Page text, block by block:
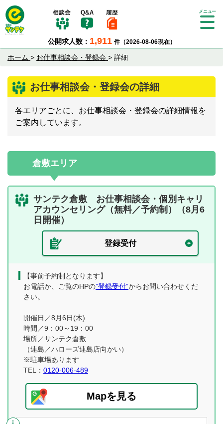
公開求人数： 1,911 件（2026-08-06現在）
Tog
ホーム > お仕事相談会・登録会 > 詳細
お仕事相談会・登録会の詳細
各エリアごとに、お仕事相談会・登録会の詳細情報を
ご案内しています。
倉敷エリア
サンテク倉敷 お仕事相談会・個別キャリ
アカウンセリング（無料／予約制）（8月6
日開催）
登録受付
【事前予約制となります】
お電話か、ご覧のHPの”登録受付”からお問い合わせくだ
さい。
開催日／8月6日(木)
時間／9：00～19：00
場所／サンテク倉敷
（連島／ハローズ連島店向かい）
※駐車場あります
TEL： 0120-006-489
Mapを見る